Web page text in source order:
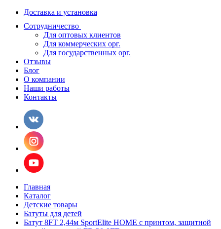
Доставка и установка
Сотрудничество
Для оптовых клиентов
Для коммерческих орг.
Для государственных орг.
Отзывы
Блог
О компании
Наши работы
Контакты
Главная
Каталог
Детские товары
Батуты для детей
Батут 8FT 2,44м SportElite HOME с принтом, защитной